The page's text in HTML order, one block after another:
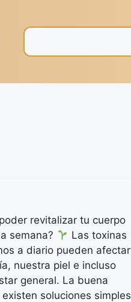
revitalizar tu cuerpo
semana?
Las toxinas
a diario pueden afectar
nuestra piel e incluso
general. La buena
soluciones simples